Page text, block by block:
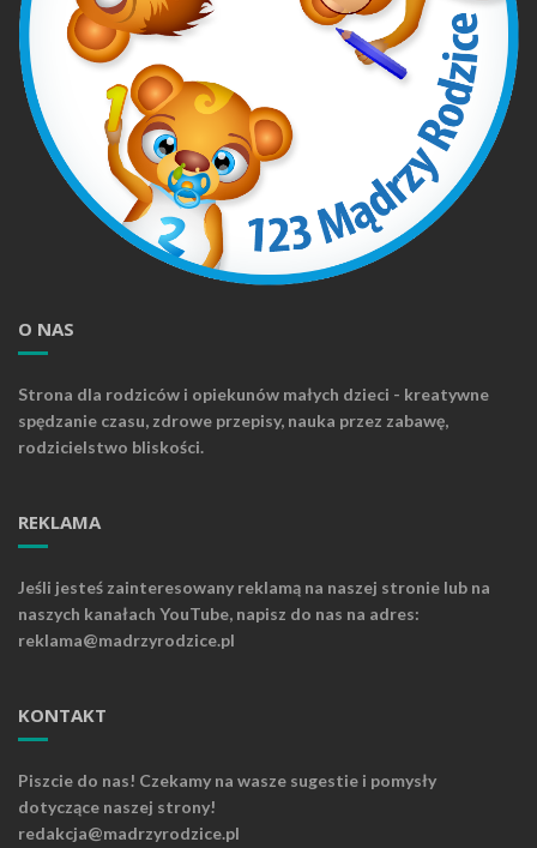
O NAS
Strona dla rodziców i opiekunów małych dzieci - kreatywne
spędzanie czasu, zdrowe przepisy, nauka przez zabawę,
rodzicielstwo bliskości.
REKLAMA
Jeśli jesteś zainteresowany reklamą na naszej stronie lub na
naszych kanałach YouTube, napisz do nas na adres:
reklama@madrzyrodzice.pl
KONTAKT
Piszcie do nas! Czekamy na wasze sugestie i pomysły
dotyczące naszej strony!
redakcja@madrzyrodzice.pl